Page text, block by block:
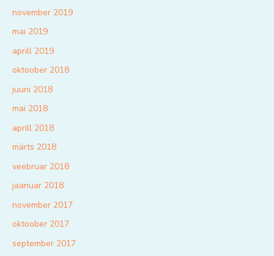
november 2019
mai 2019
aprill 2019
oktoober 2018
juuni 2018
mai 2018
aprill 2018
märts 2018
veebruar 2018
jaanuar 2018
november 2017
oktoober 2017
september 2017